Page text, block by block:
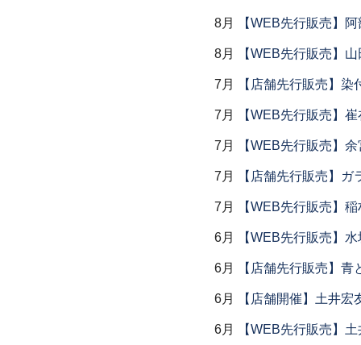
8月 【WEB先行販売】
8月 【WEB先行販売】
7月 【店舗先行販売】染
7月 【WEB先行販売】
7月 【WEB先行販売】
7月 【店舗先行販売】ガ
7月 【WEB先行販売】
6月 【WEB先行販売】
6月 【店舗先行販売】青
6月 【店舗開催】土井宏
6月 【WEB先行販売】